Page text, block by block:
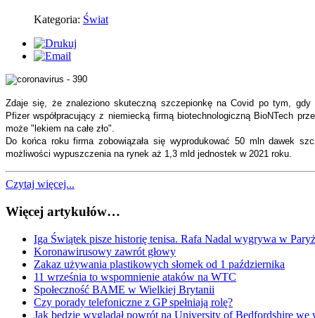
Kategoria: Świat
Zdaje się, że znaleziono skuteczną szczepionkę na Covid po tym, gdy
Pfizer współpracujący z niemiecką firmą biotechnologiczną BioNTech
może "lekiem na całe zło".
Do końca roku firma zobowiązała się wyprodukować 50 mln dawek
możliwości wypuszczenia na rynek aż 1,3 mld jednostek w 2021 roku.
Czytaj więcej...
Więcej artykułów…
Iga Świątek pisze historię tenisa. Rafa Nadal wygrywa w
Koronawirusowy zawrót głowy
Zakaz używania plastikowych słomek od 1 października
11 września to wspomnienie ataków na WTC
Społeczność BAME w Wielkiej Brytanii
Czy porady telefoniczne z GP spełniają rolę?
Jak będzie wyglądał powrót na University of Bedfordshire we